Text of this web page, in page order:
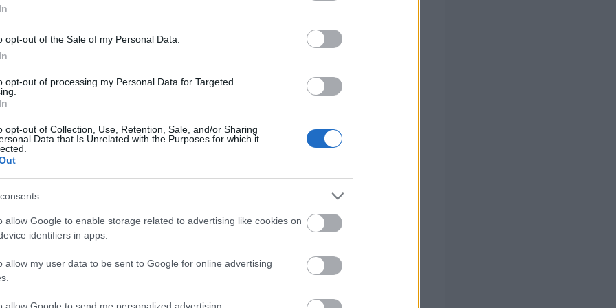
opt-out of the Sale of my Personal Data.
opt-out of processing my Personal Data for Targeted
opt-out of Collection, Use, Retention, Sale, and/or Sharing
Data that Is Unrelated with the Purposes for which it
allow Google to enable storage related to advertising like cookies on
identifiers in apps.
allow my user data to be sent to Google for online advertising
allow Google to send me personalized advertising.
όλες τις σημαντικές ειδήσεις.
Ειδήσεις
θέσεις εργασίας στο Δημόσιο (χωρίς πτυχίο)